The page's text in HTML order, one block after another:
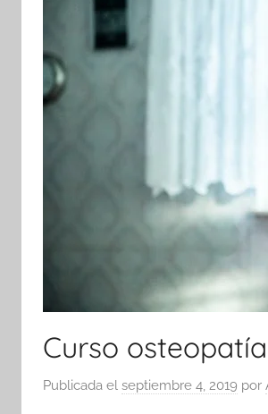
Curso osteopatía
Publicada el septiembre 4, 2019 por